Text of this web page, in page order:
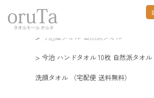
トップページ
今治産タオル 自然派タオル
今治 ハンドタオル 10枚 自然派タオ
洗顔タオル （宅配便 送料無料）